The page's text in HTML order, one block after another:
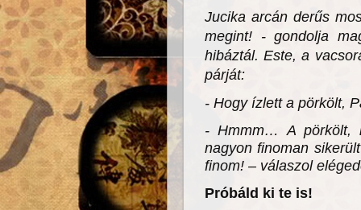
Jucika arcán derűs
megint! - gondolja
hibáztál. Este, a
párját:
- Hogy ízlett a pörkölt,
- Hmmm… A pörkölt,
nagyon finoman
finom! – válaszol
Próbáld ki te is!